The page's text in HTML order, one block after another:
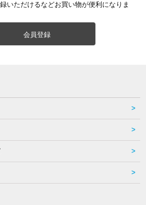
いただけるなどお買い物が便利になりま
会員登録